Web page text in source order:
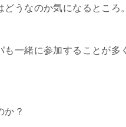
うなのか気になるところ。
一緒に参加することが多
か？